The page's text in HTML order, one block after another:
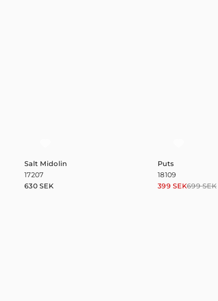
Salt Midolin
17207
630SEK
Puts
18109
699SEK
Det
399SEK
Det